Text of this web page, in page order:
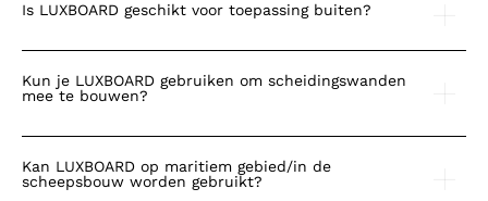
Is LUXBOARD geschikt voor toepassing buiten?
Kun je LUXBOARD gebruiken om scheidingswanden
mee te bouwen?
Kan LUXBOARD op maritiem gebied/in de
scheepsbouw worden gebruikt?